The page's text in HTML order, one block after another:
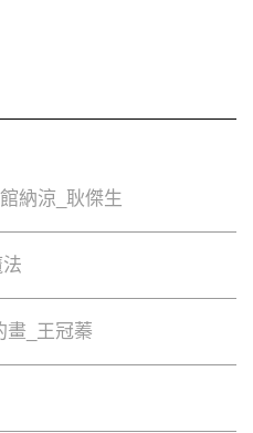
納涼_耿傑生
畫_王冠蓁